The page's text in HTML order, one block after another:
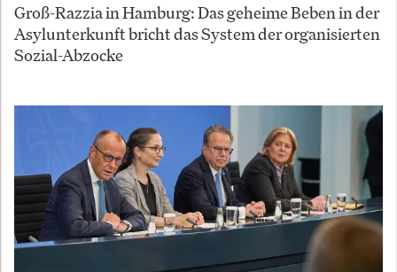
Groß-Razzia in Hamburg: Das geheime Beben in der
Asylunterkunft bricht das System der organisierten
Sozial-Abzocke